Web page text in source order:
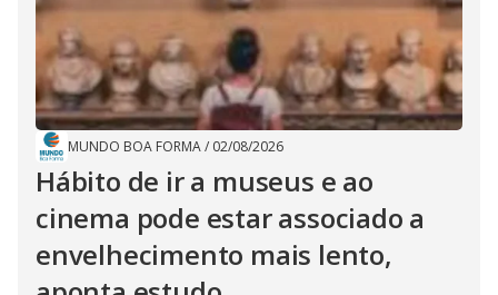
MUNDO BOA FORMA/ 02/08/2026
Hábito de ir a museus e ao
cinema pode estar associado a
envelhecimento mais lento,